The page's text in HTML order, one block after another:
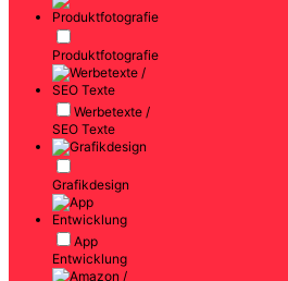
Produktfotografie
Werbetexte /
SEO Texte
Grafikdesign
App
Entwicklung